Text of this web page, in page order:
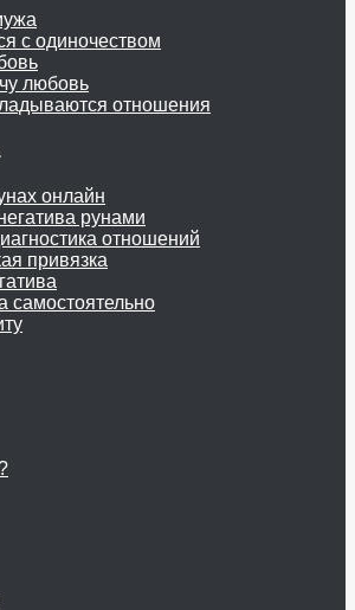
с одиночеством
любовь
отношения
онлайн
рунами
отношений
привязка
самостоятельно